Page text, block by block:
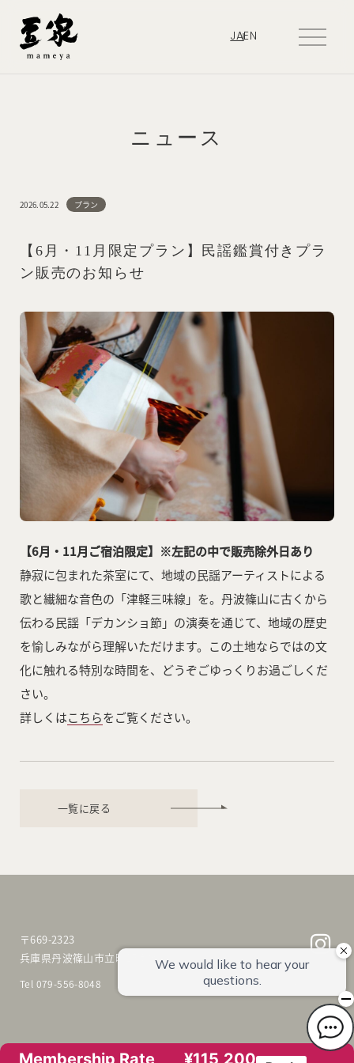
EN
JA
ニュース
2026.05.22 プラン
【6月・11月限定プラン】民謡鑑賞付きプラ
ン販売のお知らせ
【6月・11月ご宿泊限定】※左記の中で販売除外日あり
静寂に包まれた茶室にて、地域の民謡アーティストによる
歌と繊細な音色の「津軽三味線」を。丹波篠山に古くから
伝わる民謡「デカンショ節」の演奏を通じて、地域の歴史
を愉しみながら理解いただけます。この土地ならではの文
化に触れる特別な時間を、どうぞごゆっくりお過ごしくだ
さい。
詳しくはこちらをご覧ください。
一覧に戻る
〒669-2323
兵庫県丹波篠山市立町15番地
Tel 079-556-8048
Membership Rate ¥115,200